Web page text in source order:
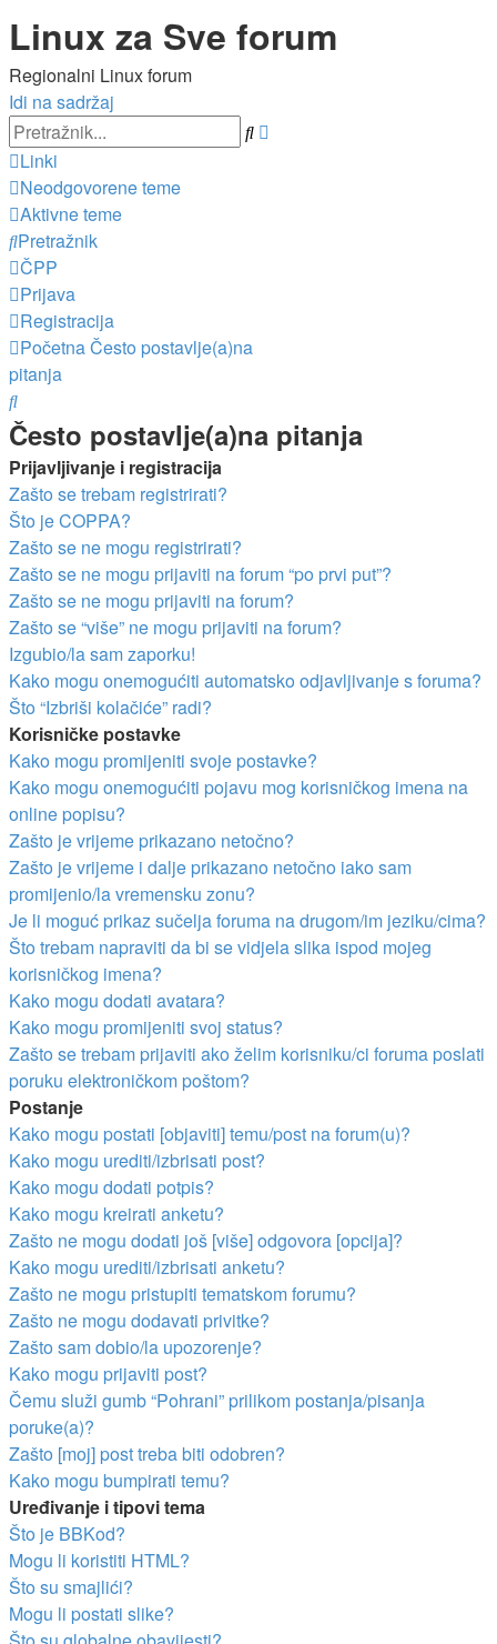
Linux za Sve forum
Regionalni Linux forum
Idi na sadržaj
Pretražnik
Linki
Neodgovorene teme
Aktivne teme
Pretražnik
ČPP
Prijava
Registracija
PočetnaČesto postavlje(a)na
pitanja
Pretražnik
Često postavlje(a)na pitanja
Prijavljivanje i registracija
Zašto se trebam registrirati?
Što je COPPA?
Zašto se ne mogu registrirati?
Zašto se ne mogu prijaviti na forum “po prvi put”?
Zašto se ne mogu prijaviti na forum?
Zašto se “više” ne mogu prijaviti na forum?
Izgubio/la sam zaporku!
Kako mogu onemogućiti automatsko odjavljivanje s foruma?
Što “Izbriši kolačiće” radi?
Korisničke postavke
Kako mogu promijeniti svoje postavke?
Kako mogu onemogućiti pojavu mog korisničkog imena na
online popisu?
Zašto je vrijeme prikazano netočno?
Zašto je vrijeme i dalje prikazano netočno iako sam
promijenio/la vremensku zonu?
Je li moguć prikaz sučelja foruma na drugom/im jeziku/cima?
Što trebam napraviti da bi se vidjela slika ispod mojeg
korisničkog imena?
Kako mogu dodati avatara?
Kako mogu promijeniti svoj status?
Zašto se trebam prijaviti ako želim korisniku/ci foruma poslati
poruku elektroničkom poštom?
Postanje
Kako mogu postati [objaviti] temu/post na forum(u)?
Kako mogu urediti/izbrisati post?
Kako mogu dodati potpis?
Kako mogu kreirati anketu?
Zašto ne mogu dodati još [više] odgovora [opcija]?
Kako mogu urediti/izbrisati anketu?
Zašto ne mogu pristupiti tematskom forumu?
Zašto ne mogu dodavati privitke?
Zašto sam dobio/la upozorenje?
Kako mogu prijaviti post?
Čemu služi gumb “Pohrani” prilikom postanja/pisanja
poruke(a)?
Zašto [moj] post treba biti odobren?
Kako mogu bumpirati temu?
Uređivanje i tipovi tema
Što je BBKod?
Mogu li koristiti HTML?
Što su smajlići?
Mogu li postati slike?